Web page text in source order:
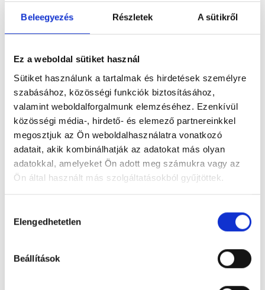
Beleegyezés Részletek A sütikről
Ez a weboldal sütiket használ
Sütiket használunk a tartalmak és hirdetések személyre
szabásához, közösségi funkciók biztosításához,
valamint weboldalforgalmunk elemzéséhez. Ezenkívül
közösségi média-, hirdető- és elemező partnereinkkel
megosztjuk az Ön weboldalhasználatra vonatkozó
adatait, akik kombinálhatják az adatokat más olyan
adatokkal, amelyeket Ön adott meg számukra vagy az
Ön által használt más szolgáltatásokból gyűjtöttek.
Elengedhetetlen
Beállítások
MIÉRT ÉRDEMES
DEBRECENBEN
INGATLANT VÁSÁROLNI?
Több okból is érdemes Debrecenben ingatlant
vásárolni. Az első az, hogy a régió dinamikusan fejlődő
nagyvárosa. Évről évre több cég telepszik le a
ami növeli az ingatlanok iránti igényt. Az új lakások
egymillió forintot és azóta csak nőtt. Debrecen
Magyarország második legnagyobb városa, számos
vonzó jellemzővel rendelkezik, amelyek miatt sokan